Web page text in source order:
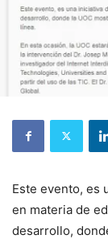
Este evento, es
en materia de
desarrollo,